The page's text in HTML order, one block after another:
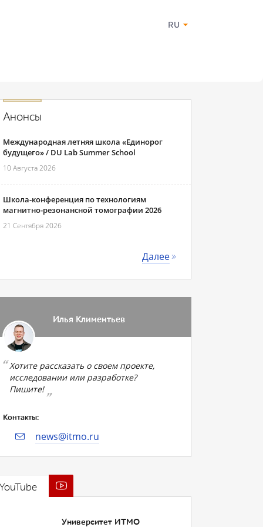
RU
Анонсы
Международная летняя школа «Единорог
будущего» / DU Lab Summer School
10 Августа 2026
Школа-конференция по технологиям
магнитно-резонансной томографии 2026
21 Сентября 2026
Далее
Илья Климентьев
Хотите рассказать о своем проекте,
исследовании или разработке?
Пишите!
Контакты:
news@itmo.ru
Университет ИТМО